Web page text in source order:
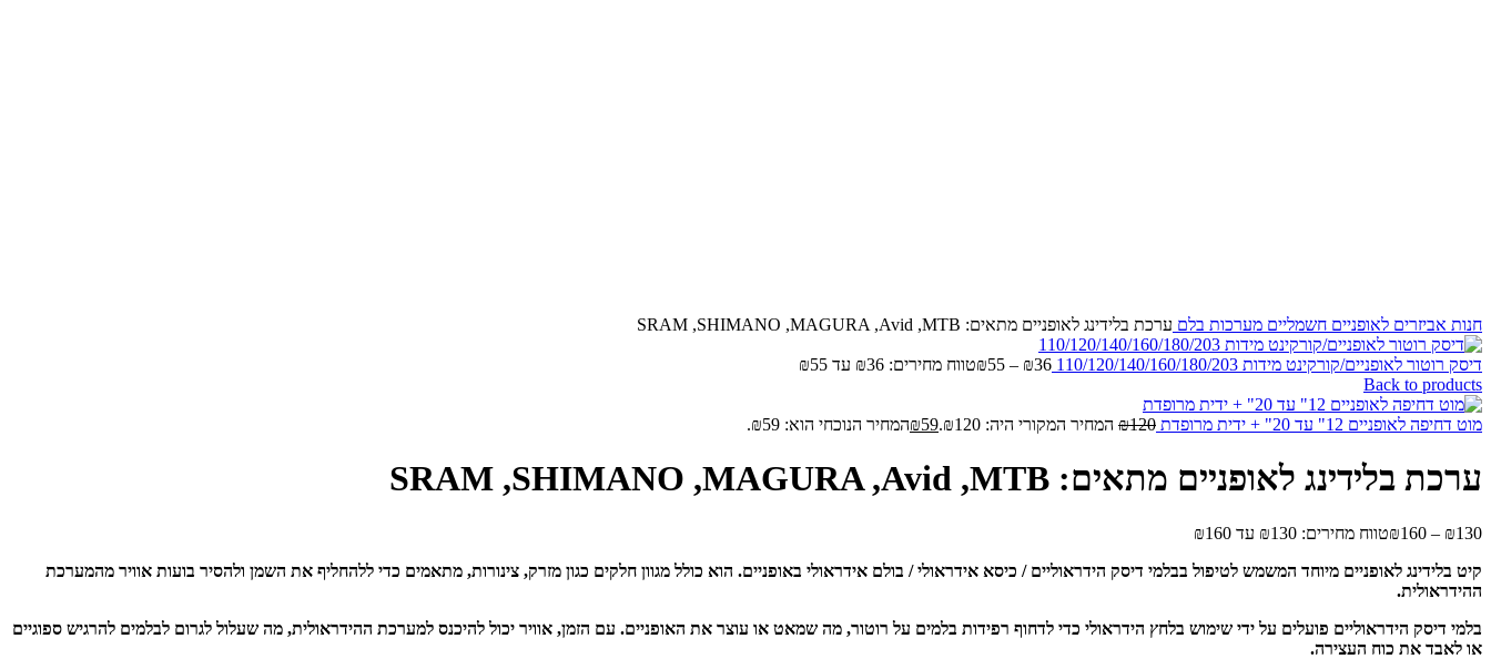
חנות אביזרים לאופניים חשמליים מערכות בלם ערכת בלידינג לאופניים מתאים: SRAM ,SHIMANO ,MAGURA ,Avid ,MTB
דיסק רוטור לאופניים/קורקינט מידות 110/120/140/160/180/203 ₪36
–
₪55
טווח מחירים: ⁦₪36⁩ עד ⁦₪55⁩
Back to products
מוט דחיפה לאופניים 12" עד 20" + ידית מרופדת ₪120 המחיר המקורי היה: ₪120. ₪59 המחיר הנוכחי הוא: ₪59.
ערכת בלידינג לאופניים מתאים: SRAM ,SHIMANO ,MAGURA ,Avid ,MTB
₪130
–
₪160
טווח מחירים: ⁦₪130⁩ עד ⁦₪160⁩
קיט בלידינג לאופניים מיוחד המשמש לטיפול בבלמי דיסק הידראוליים / כיסא אידראולי / בולם אידראולי באופניים. הוא כולל מגוון חלקים כגון מזרק, צינורות, מתאמים כדי ללהחליף את השמן ולהסיר בועות אוויר מהמערכת
ההידראולית.
בלמי דיסק הידראוליים פועלים על ידי שימוש בלחץ הידראולי כדי לדחוף רפידות בלמים על רוטור, מה שמאט או עוצר את האופניים. עם הזמן, אוויר יכול להיכנס למערכת ההידראולית, מה שעלול לגרום לבלמים להרגיש ספוגיים
או לאבד את כוח העצירה.